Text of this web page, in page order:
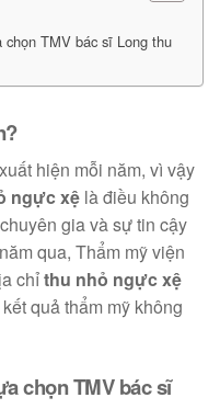
TMV bác sĩ Long thu
hiện mỗi năm, vì vậy
ngực xệ là điều không
gia và sự tin cậy
qua, Thẩm mỹ viện
chỉthu nhỏ ngực xệ
quả thẩm mỹ không
chọn TMV bác sĩ